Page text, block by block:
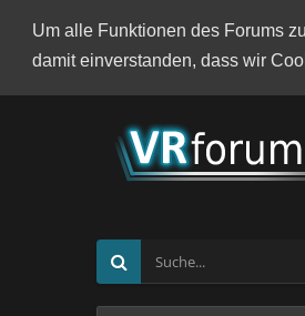
Um alle Funktionen des Forums
damit einverstanden, dass wir